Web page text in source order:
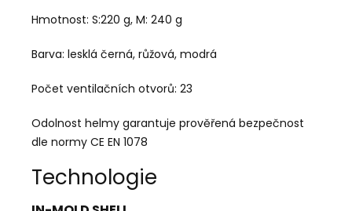
Hmotnost: S:220 g, M: 240 g
Barva: lesklá černá, růžová, modrá
Počet ventilačních otvorů: 23
Odolnost helmy garantuje prověřená bezpečnost
dle normy CE EN 1078
Technologie